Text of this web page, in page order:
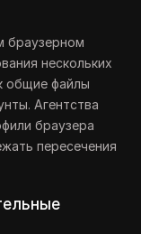
браузерном
нескольких
общие файлы
Агентства
браузера
пересечения